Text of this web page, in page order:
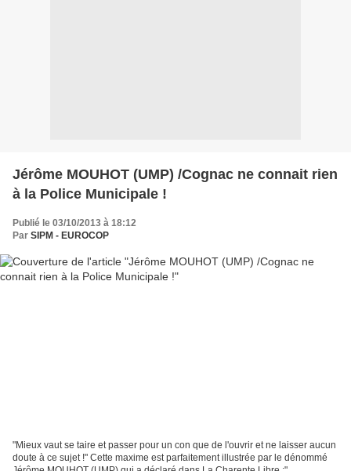
Jérôme MOUHOT (UMP) /Cognac ne connait rien
à la Police Municipale !
Publié le 03/10/2013 à 18:12
Par SIPM - EUROCOP
"Mieux vaut se taire et passer pour un con que de l'ouvrir et ne laisser aucun
doute à ce sujet !" Cette maxime est parfaitement illustrée par le dénommé